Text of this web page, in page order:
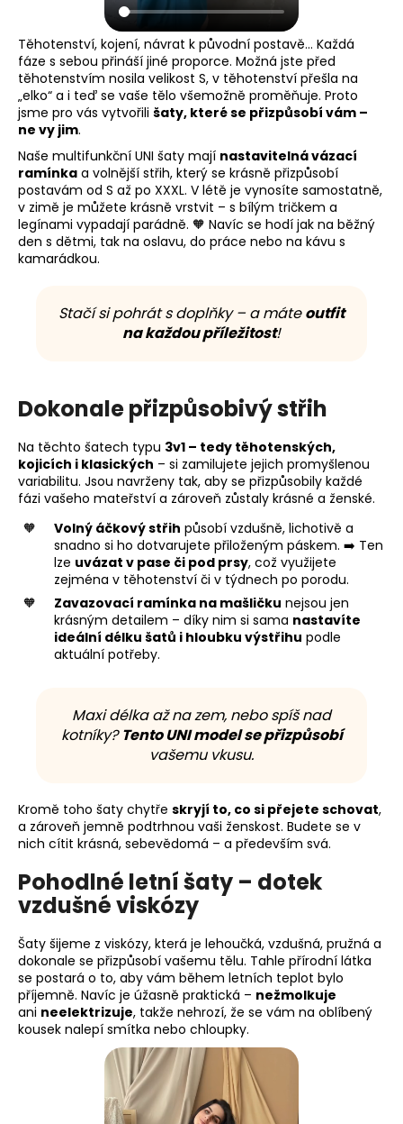
Těhotenství, kojení, návrat k původní postavě… Každá
fáze s sebou přináší jiné proporce. Možná jste před
těhotenstvím nosila velikost S, v těhotenství přešla na
„elko“ a i teď se vaše tělo všemožně proměňuje. Proto
jsme pro vás vytvořili šaty, které se přizpůsobí vám –
ne vy jim.
Naše multifunkční UNI šaty mají nastavitelná vázací
ramínka a volnější střih, který se krásně přizpůsobí
postavám od S až po XXXL. V létě je vynosíte samostatně,
v zimě je můžete krásně vrstvit – s bílým tričkem a
legínami vypadají parádně. 🧡 Navíc se hodí jak na běžný
den s dětmi, tak na oslavu, do práce nebo na kávu s
kamarádkou.
Stačí si pohrát s doplňky – a máteoutfit
na každou příležitost!
Dokonale přizpůsobivý střih
Na těchto šatech typu 3v1 – tedy těhotenských,
kojicích i klasických – si zamilujete jejich promyšlenou
variabilitu. Jsou navrženy tak, aby se přizpůsobily každé
fázi vašeho mateřství a zároveň zůstaly krásné a ženské.
Volný áčkový střih působí vzdušně, lichotivě a
snadno si ho dotvarujete přiloženým páskem. ➡️ Ten
lze uvázat v pase či pod prsy, což využijete
zejména v těhotenství či v týdnech po porodu.
Zavazovací ramínka na mašličku nejsou jen
krásným detailem – díky nim si sama nastavíte
ideální délku šatů i hloubku výstřihu podle
aktuální potřeby.
Maxi délka až na zem, nebo spíš nad
kotníky?Tento UNI model se přizpůsobí
vašemu vkusu.
Kromě toho šaty chytře skryjí to, co si přejete schovat,
a zároveň jemně podtrhnou vaši ženskost. Budete se v
nich cítit krásná, sebevědomá – a především svá.
Pohodlné letní šaty – dotek
vzdušné viskózy
Šaty šijeme z viskózy, která je lehoučká, vzdušná, pružná a
dokonale se přizpůsobí vašemu tělu. Tahle přírodní látka
se postará o to, aby vám během letních teplot bylo
příjemně. Navíc je úžasně praktická – nežmolkuje
ani neelektrizuje, takže nehrozí, že se vám na oblíbený
kousek nalepí smítka nebo chloupky.